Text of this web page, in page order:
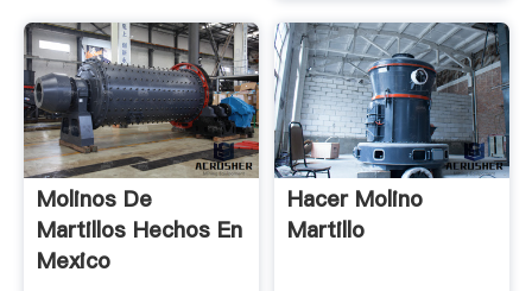
Molinos De
Martillos Hechos En
Mexico
Hacer Molino
Martillo